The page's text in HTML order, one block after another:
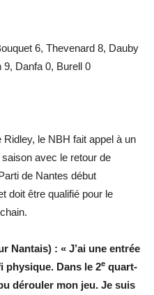
6, Thevenard 8, Dauby
9, Danfa 0, Burell 0
Ridley, le NBH fait appel à un
saison avec le retour de
de Nantes début
doit être qualifié pour le
Nantais) : « J’ai une entrée
physique. Dans le 2e quart-
dérouler mon jeu. Je suis